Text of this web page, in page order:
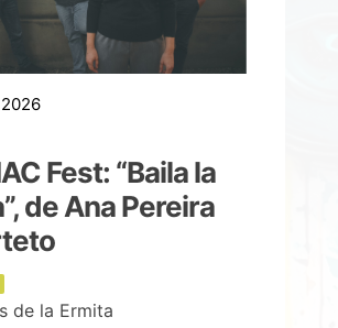
Fest: “Baila la
de Ana Pereira
de la Ermita